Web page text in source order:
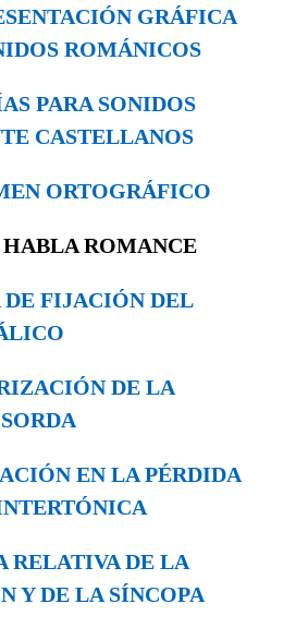
GRÁFICA
ROMÁNICOS
PARA SONIDOS
CASTELLANOS
ORTOGRÁFICO
ROMANCE
DE FIJACIÓN DEL
DE LA
EN LA PÉRDIDA
RELATIVA DE LA
Y DE LA SÍNCOPA